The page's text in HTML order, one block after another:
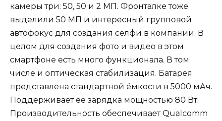
камеры три: 50, 50 и 2 МП. Фронталке тоже
выделили 50 МП и интересный групповой
автофокус для создания селфи в компании. В
целом для создания фото и видео в этом
смартфоне есть много функционала. В том
числе и оптическая стабилизация. Батарея
представлена стандартной ёмкости в 5000 мАч.
Поддерживает её зарядка мощностью 80 Вт.
Производительность обеспечивает Qualcomm